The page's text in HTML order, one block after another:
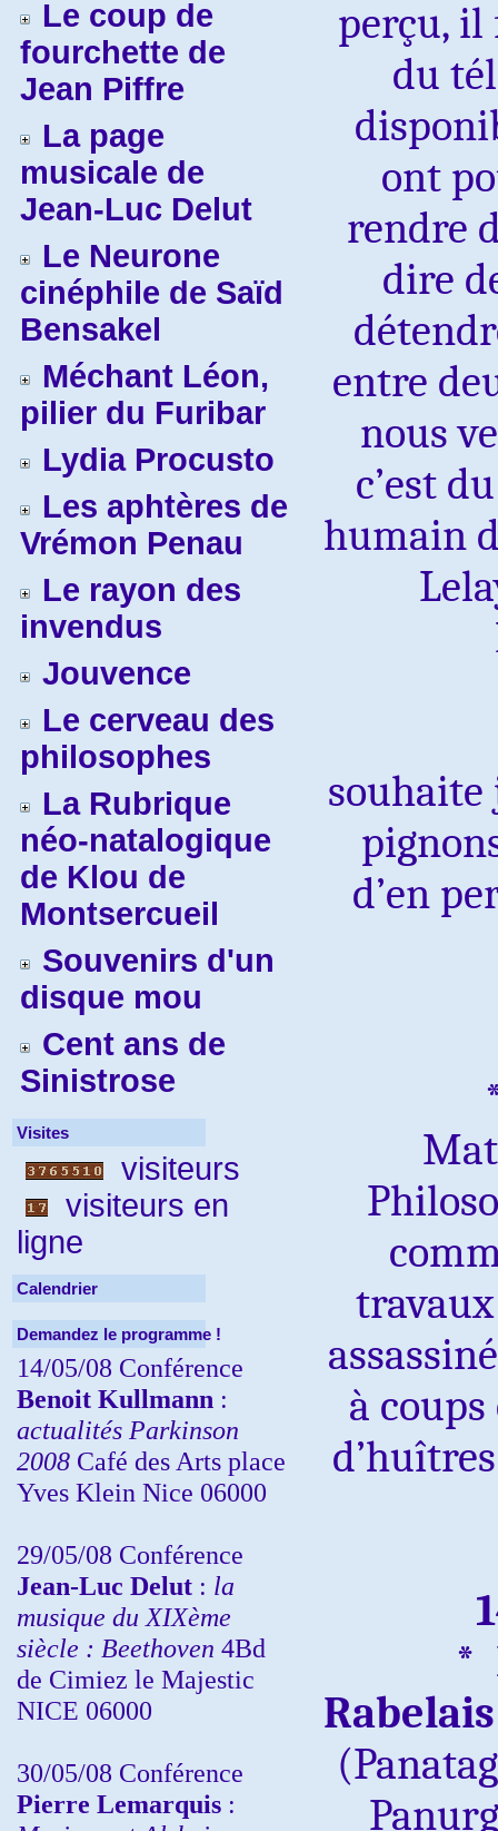
Le coup de
fourchette de
Jean Piffre
La page
musicale de
Jean-Luc Delut
Le Neurone
cinéphile de Saïd
Bensakel
Méchant Léon,
pilier du Furibar
Lydia Procusto
Les aphtères de
Vrémon Penau
Le rayon des
invendus
Jouvence
Le cerveau des
philosophes
La Rubrique
néo-natalogique
de Klou de
Montsercueil
Souvenirs d'un
disque mou
Cent ans de
Sinistrose
Visites
visiteurs
visiteurs en
ligne
Calendrier
Demandez le programme !
14/05/08 Conférence
Benoit Kullmann :
actualités Parkinson
2008 Café des Arts place
Yves Klein Nice 06000
29/05/08 Conférence
Jean-Luc Delut : la
musique du XIXème
siècle : Beethoven 4Bd
de Cimiez le Majestic
NICE 06000
30/05/08 Conférence
Pierre Lemarquis :
perçu, il
du
ont
rendre
dire
entre
nous
c’est
humain
souhaite
d’en
à
*
Rabelais